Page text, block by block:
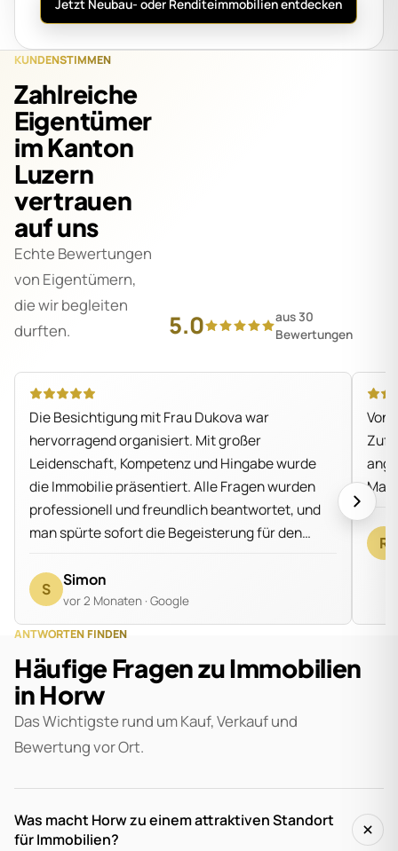
Jetzt Neubau- oder Renditeimmobilien entdecken
KUNDENSTIMMEN
Zahlreiche
Eigentümer
im Kanton
Luzern
vertrauen
auf uns
Echte Bewertungen
von Eigentümern,
die wir begleiten
durften.
5.0
aus 30
Bewertungen
Die Besichtigung mit Frau Dukova war
hervorragend organisiert. Mit großer
Leidenschaft, Kompetenz und Hingabe wurde
die Immobilie präsentiert. Alle Fragen wurden
professionell und freundlich beantwortet, und
man spürte sofort die Begeisterung für den
informative Besichtigung, absolut
empfehlenswert!
S
Simon
vor 2 Monaten ·Google
Von
R
ANTWORTEN FINDEN
Häufige Fragen zu Immobilien
in Horw
Das Wichtigste rund um Kauf, Verkauf und
Bewertung vor Ort.
Was macht Horw zu einem attraktiven Standort
für Immobilien?